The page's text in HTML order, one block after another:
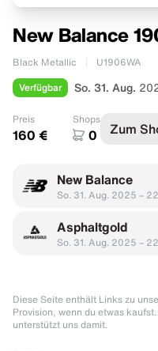
New Balance
Black Metallic U1906WA
Verfügbar So. 31. Aug.
Preis
160 €
Shops
0 Zum
New Balance
So. 31. Aug. 2025 –
Asphaltgold
So. 31. Aug. 2025 –
Diese Seite enthält Links zu
Provision, wenn du etwas
unterstützt uns damit.